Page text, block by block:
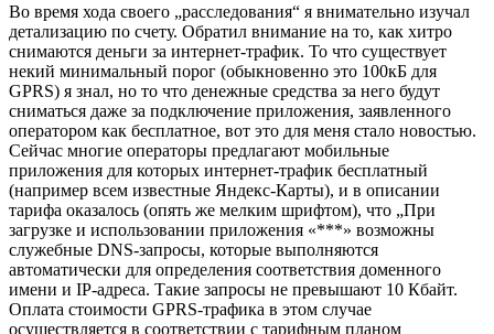
Во время хода своего „расследования“ я внимательно изучал
детализацию по счету. Обратил внимание на то, как хитро
снимаются деньги за интернет-трафик. То что существует
некий минимальный порог (обыкновенно это 100кБ для
GPRS) я знал, но то что денежные средства за него будут
сниматься даже за подключение приложения, заявленного
оператором как бесплатное, вот это для меня стало новостью.
Сейчас многие операторы предлагают мобильные
приложения для которых интернет-трафик бесплатный
(например всем известные Яндекс-Карты), и в описании
тарифа оказалось (опять же мелким шрифтом), что „При
загрузке и использовании приложения «***» возможны
служебные DNS-запросы, которые выполняются
автоматически для определения соответствия доменного
имени и IP-адреса. Такие запросы не превышают 10 Кбайт.
Оплата стоимости GPRS-трафика в этом случае
осуществляется в соответствии с тарифным планом